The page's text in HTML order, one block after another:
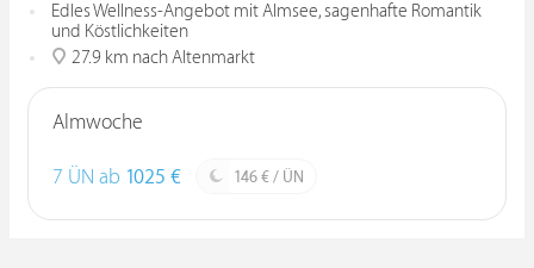
Edles Wellness-Angebot mit Almsee, sagenhafte Romantik
und Köstlichkeiten
27.9 km nach Altenmarkt
Almwoche
7 ÜN ab 1025 € 146 € / ÜN